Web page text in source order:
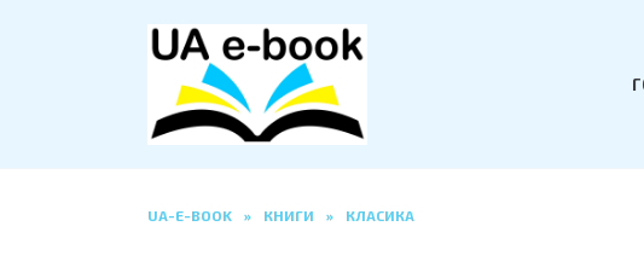
UA-E-BOOK » КНИГИ » КЛАСИКА